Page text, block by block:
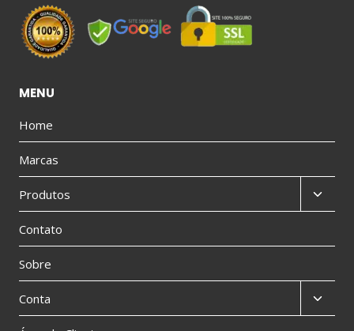
MENU
Home
Marcas
Produtos
Contato
Sobre
Conta